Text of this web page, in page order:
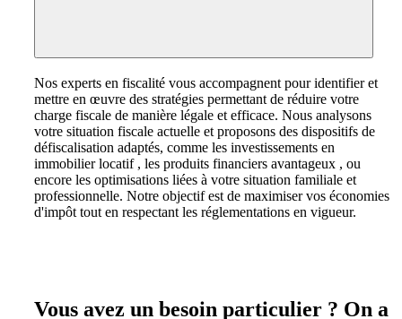
Nos experts en fiscalité vous accompagnent pour identifier et
mettre en œuvre des stratégies permettant de réduire votre
charge fiscale de manière légale et efficace. Nous analysons
votre situation fiscale actuelle et proposons des dispositifs de
défiscalisation adaptés, comme les investissements en
immobilier locatif , les produits financiers avantageux , ou
encore les optimisations liées à votre situation familiale et
professionnelle. Notre objectif est de maximiser vos économies
d'impôt tout en respectant les réglementations en vigueur.
Vous avez un besoin particulier ? On a